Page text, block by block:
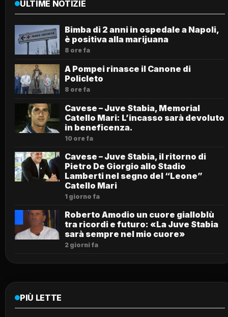
ULTIME NOTIZIE
Bimba di 2 anni in ospedale a Napoli,
è positiva alla marijuana
8 ore fa
A Pompei rinasce il Canone di
Policleto
8 ore fa
Cavese – Juve Stabia, Memorial
Catello Mari: L’incasso sarà devoluto
in beneficenza.
10 ore fa
Cavese – Juve Stabia, il ritorno di
Pietro De Giorgio allo Stadio
Lamberti nel segno del “Leone”
Catello Mari
1 giorno fa
Roberto Amodio un cuore gialloblù
tra ricordi e futuro: «La Juve Stabia
sarà sempre nel mio cuore»
2 giorni fa
PIÙ LETTE